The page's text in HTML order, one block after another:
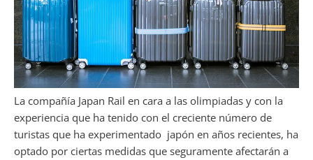
La compañía Japan Rail en cara a las olimpiadas y con la
experiencia que ha tenido con el creciente número de
turistas que ha experimentado japón en años recientes, ha
optado por ciertas medidas que seguramente afectarán a